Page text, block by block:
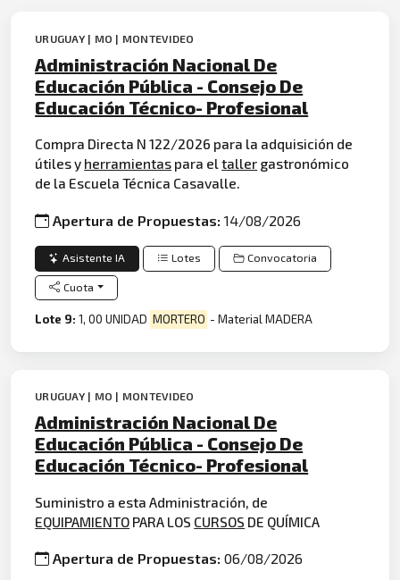
URUGUAY | MO | MONTEVIDEO
Administración Nacional De
Educación Pública - Consejo De
Educación Técnico- Profesional
Compra Directa N 122/2026 para la adquisición de
útiles y herramientas para eltaller gastronómico
de la Escuela Técnica Casavalle.
Apertura de Propuestas:14/08/2026
Asistente IA Lotes Convocatoria
Cuota
Lote 9:1, 00 UNIDAD MORTERO - Material MADERA
URUGUAY | MO | MONTEVIDEO
Administración Nacional De
Educación Pública - Consejo De
Educación Técnico- Profesional
Suministro a esta Administración, de
EQUIPAMIENTO PARA LOS CURSOS DE QUÍMICA
Apertura de Propuestas:06/08/2026